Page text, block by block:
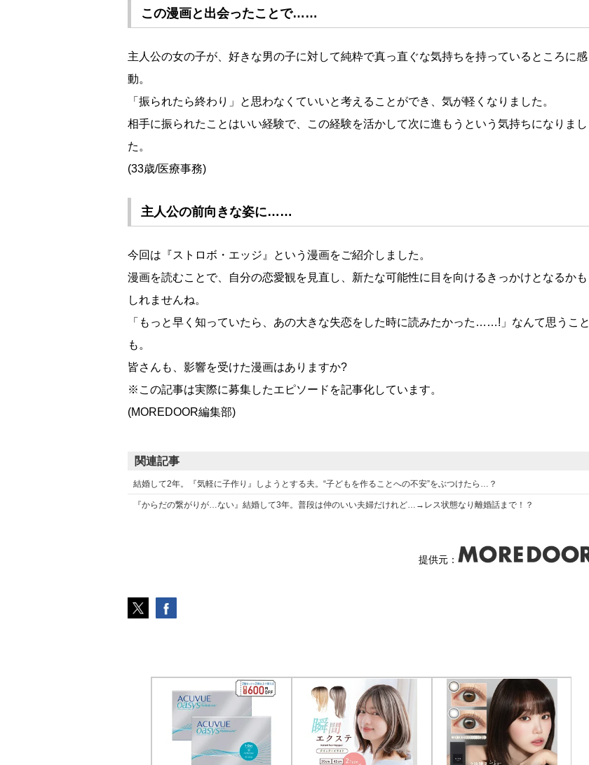
この漫画と出会ったことで……
主人公の女の子が、好きな男の子に対して純粋で真っ直ぐな気持ちを持っているところに感
動。
「振られたら終わり」と思わなくていいと考えることができ、気が軽くなりました。
相手に振られたことはいい経験で、この経験を活かして次に進もうという気持ちになりまし
た。
(33歳/医療事務)
主人公の前向きな姿に……
今回は『ストロボ・エッジ』という漫画をご紹介しました。
漫画を読むことで、自分の恋愛観を見直し、新たな可能性に目を向けるきっかけとなるかも
しれませんね。
「もっと早く知っていたら、あの大きな失恋をした時に読みたかった……!」なんて思うこと
も。
皆さんも、影響を受けた漫画はありますか?
※この記事は実際に募集したエピソードを記事化しています。
(MOREDOOR編集部)
関連記事
結婚して2年。『気軽に子作り』しようとする夫。“子どもを作ることへの不安”をぶつけたら…？
『からだの繋がりが…ない』結婚して3年。普段は仲のいい夫婦だけれど…→レス状態なり離婚話まで！？
提供元：